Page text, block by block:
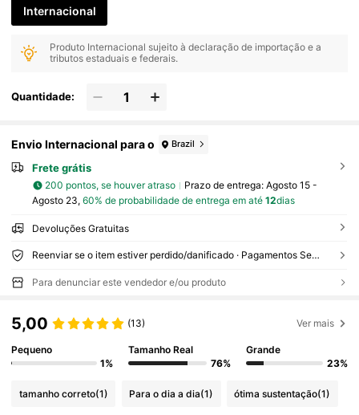
Internacional
Produto Internacional sujeito à declaração de importação e a
tributos estaduais e federais.
Quantidade:
Envio Internacional para o Brazil
Frete grátis
200 pontos, se houver atraso Prazo de entrega: Agosto 15 -
Agosto 23, 60% de probabilidade de entrega em até 12dias
Devoluções Gratuitas
Reenviar se o item estiver perdido/danificado · Pagamentos Seguros · Proteção de privacidade
Para denunciar este vendedor e/ou produto
5,00 (13) Ver mais
Pequeno
1%
Tamanho Real
76%
Grande
23%
tamanho correto(1) Para o dia a dia(1) ótima sustentação(1)